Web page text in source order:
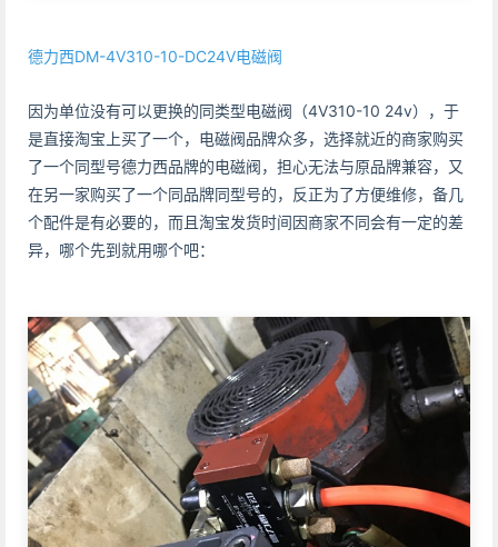
德力西DM-4V310-10-DC24V电磁阀
因为单位没有可以更换的同类型电磁阀（4V310-10 24v），于
是直接淘宝上买了一个，电磁阀品牌众多，选择就近的商家购买
了一个同型号德力西品牌的电磁阀，担心无法与原品牌兼容，又
在另一家购买了一个同品牌同型号的，反正为了方便维修，备几
个配件是有必要的，而且淘宝发货时间因商家不同会有一定的差
异，哪个先到就用哪个吧：